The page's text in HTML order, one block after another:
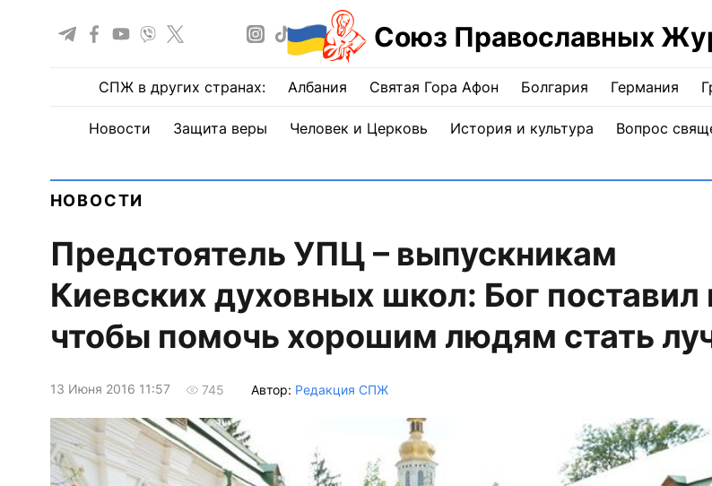
Союз Православных
СПЖ в других странах: Албания Святая Гора Афон Болгария Германия
Новости Защита веры Человек и Церковь История и культура Вопрос
НОВОСТИ
Предстоятель УПЦ – выпускникам
Киевских духовных школ: Бог поставил
чтобы помочь хорошим людям стать
13 Июня 2016 11:57 745 Автор: Редакция СПЖ